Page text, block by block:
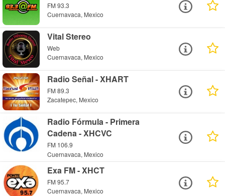
FM 93.3
Cuernavaca, Mexico
Vital Stereo
Web
Cuernavaca, Mexico
Radio Señal - XHART
FM 89.3
Zacatepec, Mexico
Radio Fórmula - Primera
Cadena - XHCVC
FM 106.9
Cuernavaca, Mexico
Exa FM - XHCT
FM 95.7
Cuernavaca, Mexico